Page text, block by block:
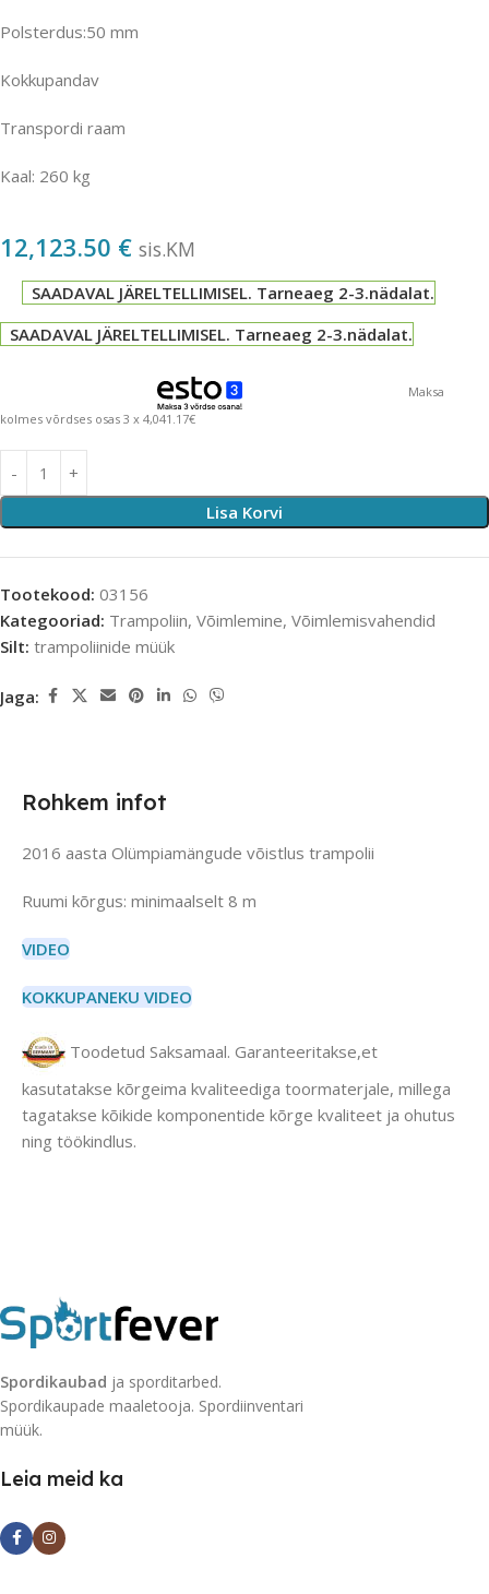
Polsterdus:50 mm
Kokkupandav
Transpordi raam
Kaal: 260 kg
12,123.50 € sis.KM
SAADAVAL JÄRELTELLIMISEL. Tarneaeg 2-3.nädalat.
SAADAVAL JÄRELTELLIMISEL. Tarneaeg 2-3.nädalat.
Maksa
kolmes võrdses osas 3 x 4,041.17€
Lisa Korvi
Tootekood: 03156
Kategooriad: Trampoliin, Võimlemine, Võimlemisvahendid
Silt: trampoliinide müük
Jaga:
Rohkem infot
2016 aasta Olümpiamängude võistlus trampolii
Ruumi kõrgus: minimaalselt 8 m
VIDEO
KOKKUPANEKU VIDEO
Toodetud Saksamaal. Garanteeritakse,et
kasutatakse kõrgeima kvaliteediga toormaterjale, millega
tagatakse kõikide komponentide kõrge kvaliteet ja ohutus
ning töökindlus.
Spordikaubad ja sporditarbed.
Spordikaupade maaletooja. Spordiinventari
müük.
Leia meid ka